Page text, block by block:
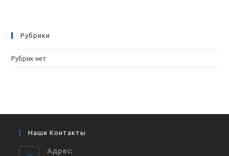
Рубрики
Рубрик нет
Наши Контакты
Адрес: